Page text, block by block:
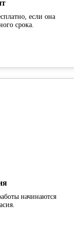
если она
срока.
начинаются